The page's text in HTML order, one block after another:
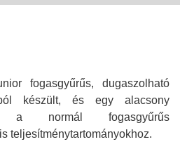
fogasgyűrűs, dugaszolható
készült, és egy alacsony
a normál fogasgyűrűs
teljesítménytartományokhoz.